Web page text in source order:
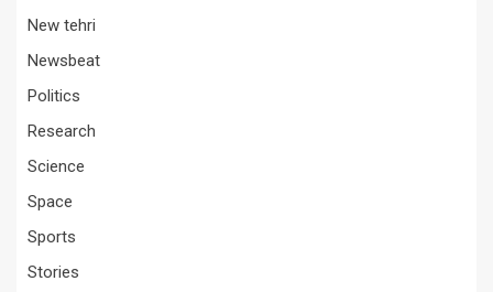
New tehri
Newsbeat
Politics
Research
Science
Space
Sports
Stories